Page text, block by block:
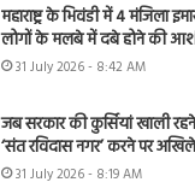
महाराष्ट्र के भिवंडी में 4 मंजिला
लोगों के मलबे में दबे होने की
31 July 2026 - 8:42 AM
जब सरकार की कुर्सियां खाली
‘संत रविदास नगर’ करने पर
31 July 2026 - 8:19 AM